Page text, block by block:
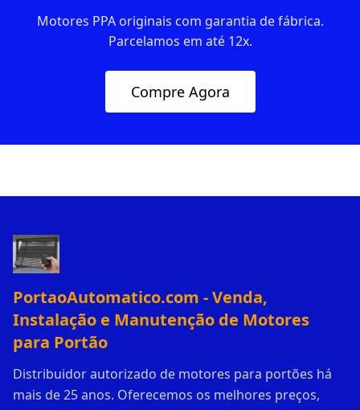
Motores PPA originais com garantia de fábrica.
Parcelamos em até 12x.
Compre Agora
PortaoAutomatico.com - Venda,
Instalação e Manutenção de Motores
para Portão
Distribuidor autorizado de motores para portões há
mais de 25 anos. Oferecemos os melhores preços,